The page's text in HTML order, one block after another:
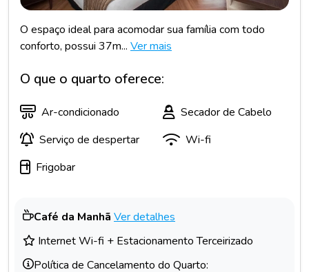
O espaço ideal para acomodar sua família com todo
conforto, possui 37m... Ver mais
O que o quarto oferece:
Ar-condicionado
Secador de Cabelo
Serviço de despertar
Wi-fi
Frigobar
Café da Manhã Ver detalhes
Internet Wi-fi + Estacionamento Terceirizado
Política de Cancelamento do Quarto: